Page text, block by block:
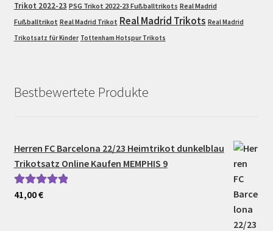
Trikot 2022-23 PSG Trikot 2022-23 Fußballtrikots Real Madrid
Fußballtrikot Real Madrid Trikot Real Madrid Trikots Real Madrid
Trikotsatz für Kinder Tottenham Hotspur Trikots
Bestbewertete Produkte
Herren FC Barcelona 22/23 Heimtrikot dunkelblau
Trikotsatz Online Kaufen MEMPHIS 9
Bewertet mit
41,00€